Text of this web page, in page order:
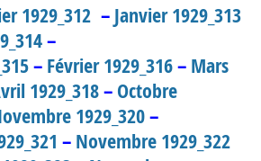
1929_312 – Janvier 1929_313
–
– Février 1929_316– Mars
1929_318– Octobre
1929_320–
– Novembre 1929_322